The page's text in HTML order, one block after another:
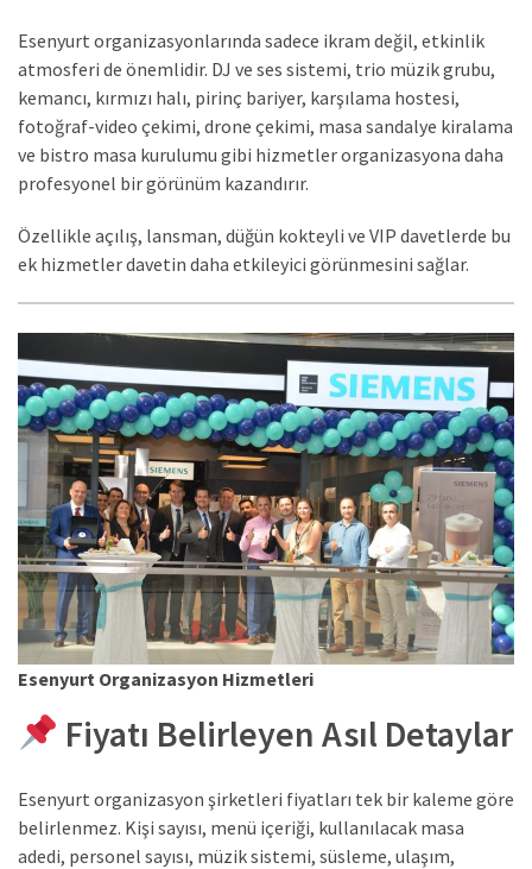
Esenyurt organizasyonlarında sadece ikram değil, etkinlik
atmosferi de önemlidir. DJ ve ses sistemi, trio müzik grubu,
kemancı, kırmızı halı, pirinç bariyer, karşılama hostesi,
fotoğraf-video çekimi, drone çekimi, masa sandalye kiralama
ve bistro masa kurulumu gibi hizmetler organizasyona daha
profesyonel bir görünüm kazandırır.
Özellikle açılış, lansman, düğün kokteyli ve VIP davetlerde bu
ek hizmetler davetin daha etkileyici görünmesini sağlar.
Esenyurt Organizasyon Hizmetleri
Fiyatı Belirleyen Asıl Detaylar
Esenyurt organizasyon şirketleri fiyatları tek bir kaleme göre
belirlenmez. Kişi sayısı, menü içeriği, kullanılacak masa
adedi, personel sayısı, müzik sistemi, süsleme, ulaşım,